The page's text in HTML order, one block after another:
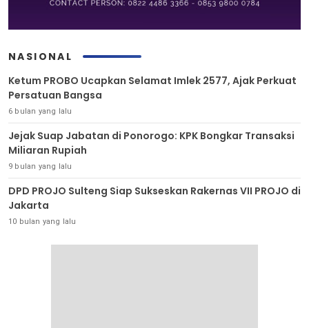
NASIONAL
Ketum PROBO Ucapkan Selamat Imlek 2577, Ajak Perkuat
Persatuan Bangsa
6 bulan yang lalu
Jejak Suap Jabatan di Ponorogo: KPK Bongkar Transaksi
Miliaran Rupiah
9 bulan yang lalu
DPD PROJO Sulteng Siap Sukseskan Rakernas VII PROJO di
Jakarta
10 bulan yang lalu